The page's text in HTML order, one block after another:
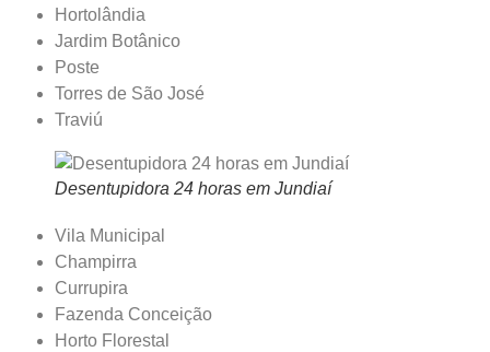
Hortolândia
Jardim Botânico
Poste
Torres de São José
Traviú
Desentupidora 24 horas em Jundiaí
Vila Municipal
Champirra
Currupira
Fazenda Conceição
Horto Florestal